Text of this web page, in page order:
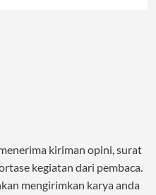
kiriman opini, surat
kegiatan dari pembaca.
mengirimkan karya anda